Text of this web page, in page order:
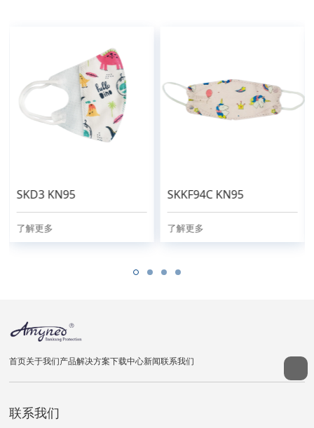
SKD3 KN95
了解更多
SKKF94C KN95
了解更多
首页关于我们产品解决方案下载中心新闻联系我们
联系我们